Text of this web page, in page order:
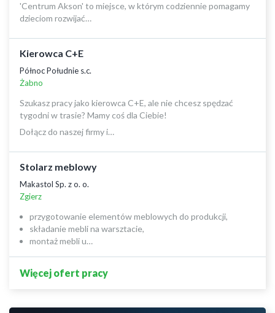
'Centrum Akson' to miejsce, w którym codziennie pomagamy
dzieciom rozwijać…
Kierowca C+E
Północ Południe s.c.
Żabno
Szukasz pracy jako kierowca C+E, ale nie chcesz spędzać
tygodni w trasie? Mamy coś dla Ciebie!
Dołącz do naszej firmy i…
Stolarz meblowy
Makastol Sp. z o. o.
Zgierz
przygotowanie elementów meblowych do produkcji,
składanie mebli na warsztacie,
montaż mebli u…
Więcej ofert pracy